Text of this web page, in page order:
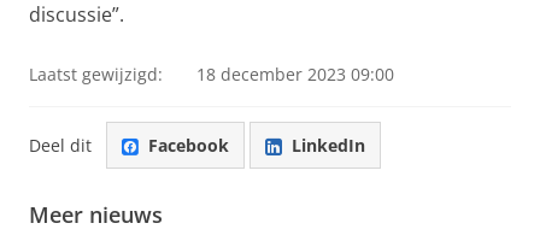
discussie”.
Laatst gewijzigd: 18 december 2023 09:00
Deel dit Facebook LinkedIn
Meer nieuws